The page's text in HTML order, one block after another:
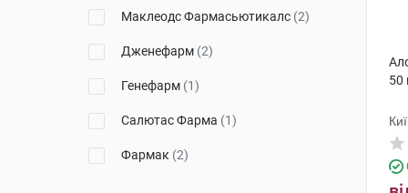
Маклеодс Фармасьютикалс (2)
Дженефарм (2)
Генефарм (1)
Салютас Фарма (1)
Фармак (2)
50